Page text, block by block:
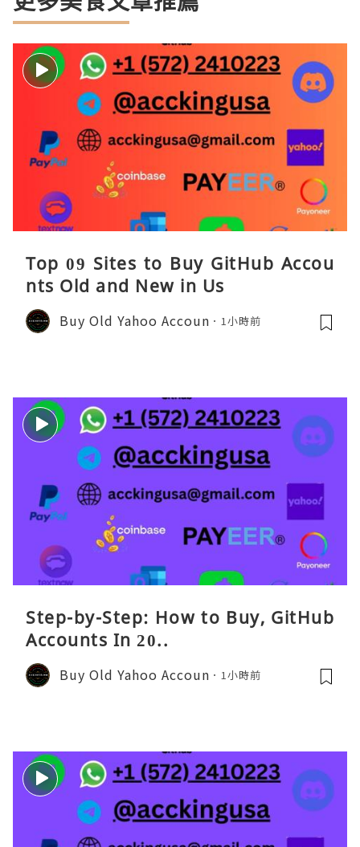
Top 09 Sites to Buy GitHub Accou
nts Old and New in Us
Buy Old Yahoo Accoun 1小時前
Step-by-Step: How to Buy, GitHub
Accounts In 20..
Buy Old Yahoo Accoun 1小時前